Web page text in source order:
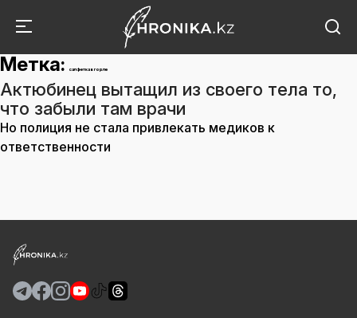
Метка: салфетка в горле
Актюбинец вытащил из своего тела то,
что забыли там врачи
Но полиция не стала привлекать медиков к
ответственности